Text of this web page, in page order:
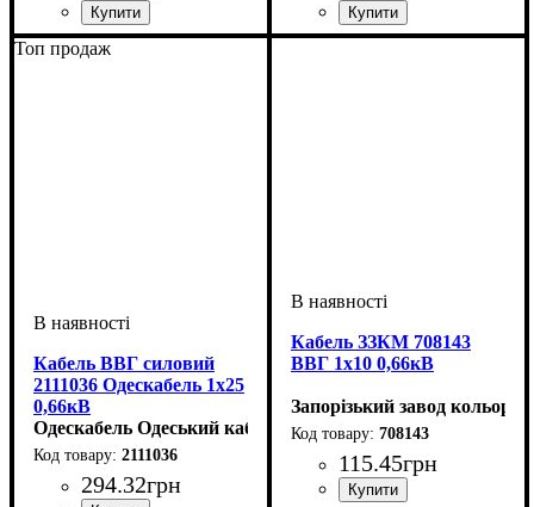
Перетин кабелю: 2х10 Перетин кабелю: 3х2,5
Топ продаж
Кабель ВВГ силовий
2111036 Одескабель 1x25
0,66кВ
Одескабель Одеський кабельний завод
2111036
294.32грн
Кабель ЗЗКМ 708143
ВВГ 1х10 0,66кВ
Запорізький завод
708143
115.45грн